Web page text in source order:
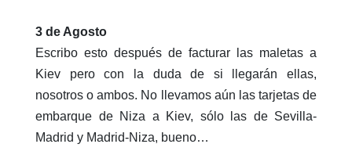
3 de Agosto
Escribo esto después de facturar las maletas a
Kiev pero con la duda de si llegarán ellas,
nosotros o ambos. No llevamos aún las tarjetas de
embarque de Niza a Kiev, sólo las de Sevilla-
Madrid y Madrid-Niza, bueno…